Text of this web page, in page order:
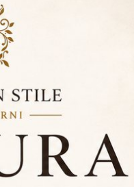
ci sono delle tacche